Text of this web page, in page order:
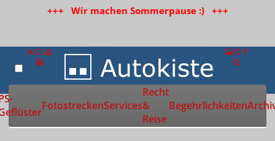
+++ Wir machen Sommerpause :) +++
Zur Startseite
FotostreckenServices
Recht
&
Reise
Begehrlichkeiten